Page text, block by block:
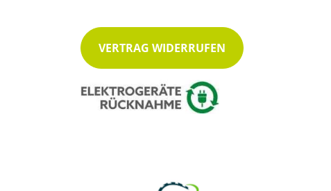
VERTRAG WIDERRUFEN